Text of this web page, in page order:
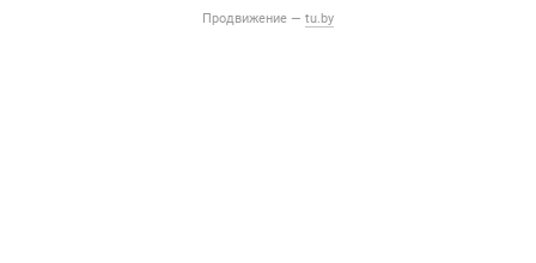
Продвижение — tu.by